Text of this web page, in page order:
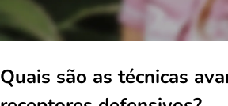
Quais são as técnicas